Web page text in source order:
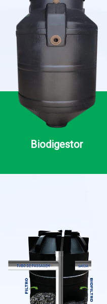
Biodigestor